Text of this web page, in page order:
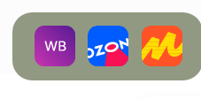
Назад
Игра — это не